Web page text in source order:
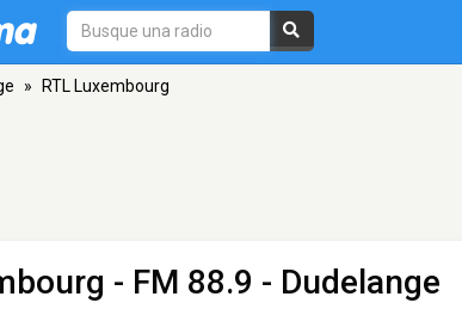
» RTL Luxembourg
- FM 88.9 - Dudelange